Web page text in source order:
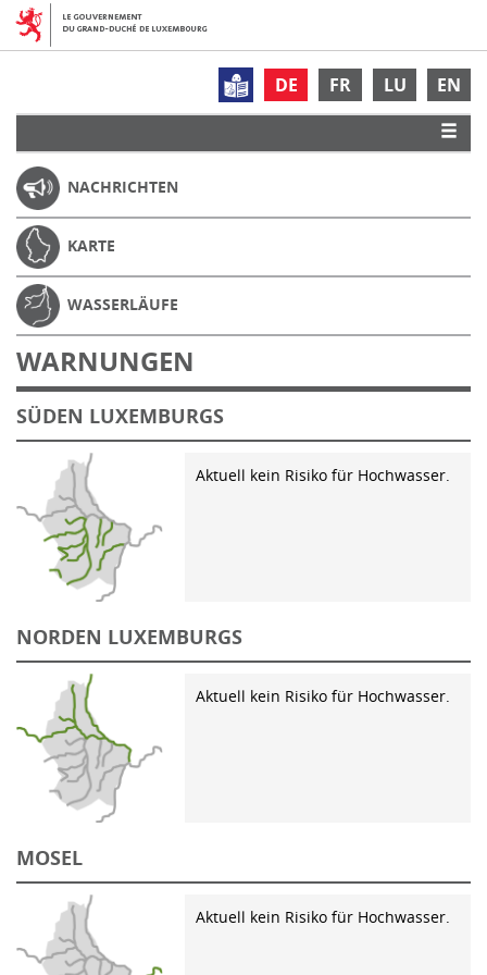
DE FR LU EN
NACHRICHTEN
KARTE
WASSERLÄUFE
WARNUNGEN
SÜDEN LUXEMBURGS
Aktuell kein Risiko für Hochwasser.
NORDEN LUXEMBURGS
Aktuell kein Risiko für Hochwasser.
MOSEL
Aktuell kein Risiko für Hochwasser.